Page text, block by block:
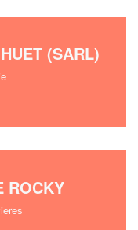
(SARL)
ROCKY